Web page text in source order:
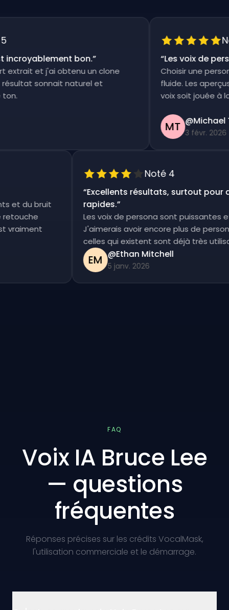
bon.”
et j'ai obtenu un clone
sonnait naturel et
Les voix de
Choisir une
fluide. Les aperçus
voix soit jouée à la
MT @Michael
3 févr. 2026
et du bruit
retouche
vraiment
Noté 4
“Excellents résultats, surtout
rapides.
Les voix de persona sont
J'aimerais avoir encore plus de
celles qui existent sont déjà très
EM @Ethan Mitchell
5 janv. 2026
FAQ
Voix IA Bruce Lee
— questions
fréquentes
Réponses précises sur les crédits VocalMask,
l'utilisation commerciale et le démarrage.